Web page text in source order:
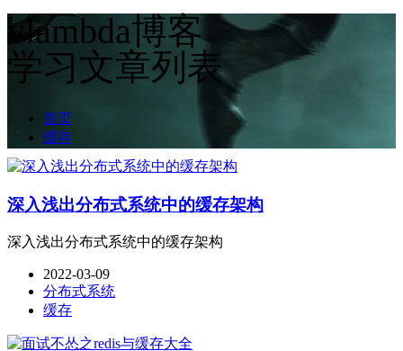
vlambda博客
学习文章列表
首页
缓存
深入浅出分布式系统中的缓存架构
深入浅出分布式系统中的缓存架构
2022-03-09
分布式系统
缓存